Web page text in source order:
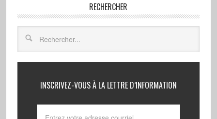
RECHERCHER
INSCRIVEZ-VOUS À LA LETTRE D’INFORMATION